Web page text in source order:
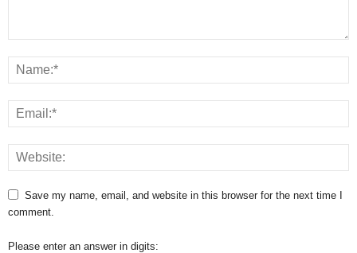
Save my name, email, and website in this browser for the next time I
comment.
Please enter an answer in digits: